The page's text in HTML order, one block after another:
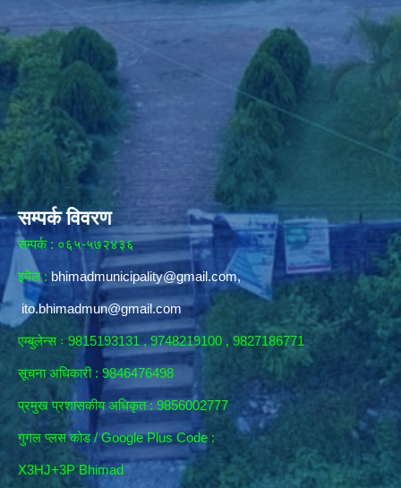
सम्पर्क विवरण
सम्पर्क : ०६५-५७२४३६
इमेल : bhimadmunicipality@gmail.com,
ito.bhimadmun@gmail.com
एम्बुलेन्स ः 9815193131 , 9748219100 , 9827186771
सूचना अधिकारी : 9846476498
प्रमुख प्रशासकीय अधिकृत : 9856002777
गुगल प्लस कोड / Google Plus Code :
X3HJ+3P Bhimad